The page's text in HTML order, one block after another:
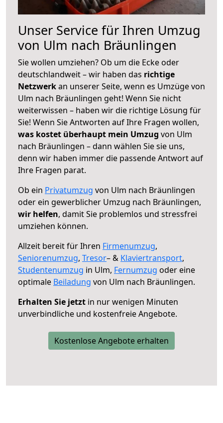
Unser Service für Ihren Umzug
von Ulm nach Bräunlingen
Sie wollen umziehen? Ob um die Ecke oder
deutschlandweit – wir haben das richtige
Netzwerkan unserer Seite, wenn es Umzüge von
Ulm nach Bräunlingen geht! Wenn Sie nicht
weiterwissen – haben wir die richtige Lösung für
Sie! Wenn Sie Antworten auf Ihre Fragen wollen,
was kostet überhaupt mein Umzug von Ulm
nach Bräunlingen – dann wählen Sie sie uns,
denn wir haben immer die passende Antwort auf
Ihre Fragen parat.
Ob ein Privatumzug von Ulm nach Bräunlingen
oder ein gewerblicher Umzug nach Bräunlingen,
wir helfen, damit Sie problemlos und stressfrei
umziehen können.
Allzeit bereit für Ihren Firmenumzug,
Seniorenumzug, Tresor– & Klaviertransport,
Studentenumzug in Ulm, Fernumzug oder eine
optimale Beiladung von Ulm nach Bräunlingen.
Erhalten Sie jetzt in nur wenigen Minuten
unverbindliche und kostenfreie Angebote.
Kostenlose Angebote erhalten